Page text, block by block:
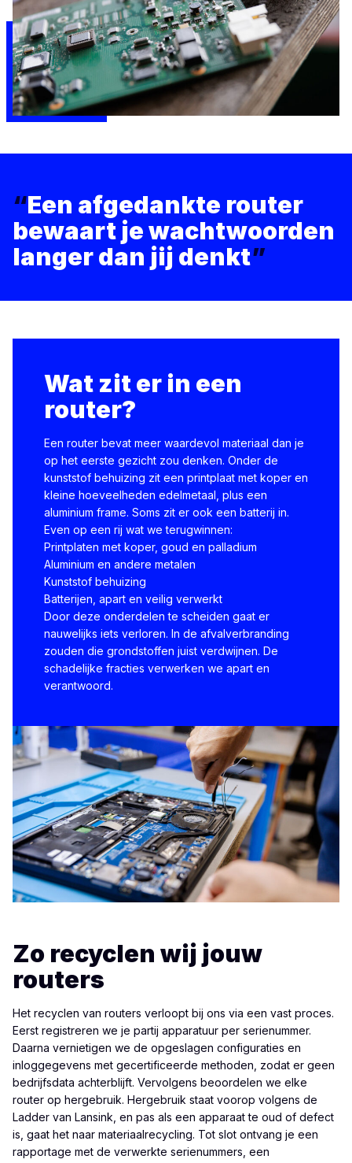
“Een afgedankte router
bewaart je wachtwoorden
langer dan jij denkt”
Wat zit er in een
router?
Een router bevat meer waardevol materiaal dan je
op het eerste gezicht zou denken. Onder de
kunststof behuizing zit een printplaat met koper en
kleine hoeveelheden edelmetaal, plus een
aluminium frame. Soms zit er ook een batterij in.
Even op een rij wat we terugwinnen:
Printplaten met koper, goud en palladium
Aluminium en andere metalen
Kunststof behuizing
Batterijen, apart en veilig verwerkt
Door deze onderdelen te scheiden gaat er
nauwelijks iets verloren. In de afvalverbranding
zouden die grondstoffen juist verdwijnen. De
schadelijke fracties verwerken we apart en
verantwoord.
Zo recyclen wij jouw
routers
Het recyclen van routers verloopt bij ons via een vast proces.
Eerst registreren we je partij apparatuur per serienummer.
Daarna vernietigen we de opgeslagen configuraties en
inloggegevens met gecertificeerde methoden, zodat er geen
bedrijfsdata achterblijft. Vervolgens beoordelen we elke
router op hergebruik. Hergebruik staat voorop volgens de
Ladder van Lansink, en pas als een apparaat te oud of defect
is, gaat het naar materiaalrecycling. Tot slot ontvang je een
rapportage met de verwerkte serienummers, een